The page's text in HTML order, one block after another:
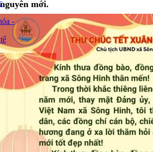
-
nguyên mới.